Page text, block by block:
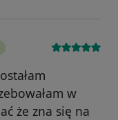
w
że zna się na